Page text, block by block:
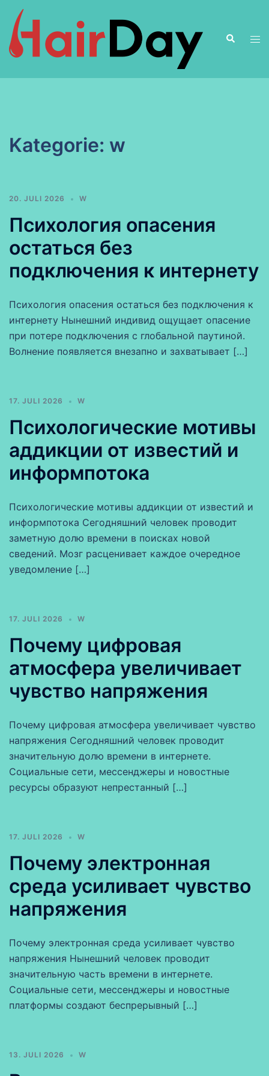
Inhalt
springen
Suche
Kategorie: w
20. JULI 2026 W
Психология опасения
остаться без
подключения к интернету
Психология опасения остаться без подключения к
интернету Нынешний индивид ощущает опасение
при потере подключения с глобальной паутиной.
Волнение появляется внезапно и захватывает […]
17. JULI 2026 W
Психологические мотивы
аддикции от известий и
информпотока
Психологические мотивы аддикции от известий и
информпотока Сегодняшний человек проводит
заметную долю времени в поисках новой
сведений. Мозг расценивает каждое очередное
уведомление […]
17. JULI 2026 W
Почему цифровая
атмосфера увеличивает
чувство напряжения
Почему цифровая атмосфера увеличивает чувство
напряжения Сегодняшний человек проводит
значительную долю времени в интернете.
Социальные сети, мессенджеры и новостные
ресурсы образуют непрестанный […]
17. JULI 2026 W
Почему электронная
среда усиливает чувство
напряжения
Почему электронная среда усиливает чувство
напряжения Нынешний человек проводит
значительную часть времени в интернете.
Социальные сети, мессенджеры и новостные
платформы создают беспрерывный […]
13. JULI 2026 W